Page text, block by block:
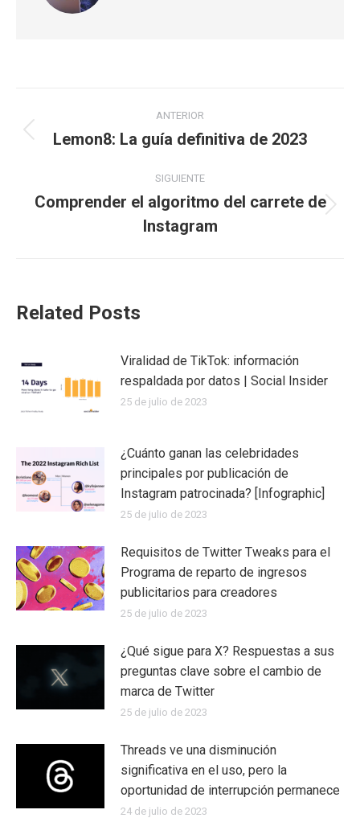
Navegación
entre
publicaciones
ANTERIOR
Publicación
Lemon8: La guía definitiva de 2023
SIGUIENTE
siguiente:
Comprender el algoritmo del carrete de
Instagram
Related Posts
Viralidad de TikTok: información
respaldada por datos | Social Insider
25 de julio de 2023
¿Cuánto ganan las celebridades
principales por publicación de
Instagram patrocinada? [Infographic]
25 de julio de 2023
Requisitos de Twitter Tweaks para el
Programa de reparto de ingresos
publicitarios para creadores
25 de julio de 2023
¿Qué sigue para X? Respuestas a sus
preguntas clave sobre el cambio de
marca de Twitter
25 de julio de 2023
Threads ve una disminución
significativa en el uso, pero la
oportunidad de interrupción permanece
24 de julio de 2023